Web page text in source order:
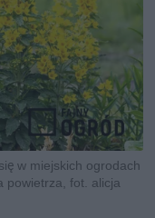
w miejskich ogrodach
powietrza, fot. alicja